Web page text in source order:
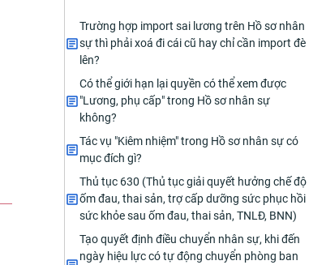
Trường hợp import sai lương trên Hồ sơ nhân
sự thì phải xoá đi cái cũ hay chỉ cần import đè
lên?
Có thể giới hạn lại quyền có thể xem được
"Lương, phụ cấp" trong Hồ sơ nhân sự
không?
Tác vụ "Kiêm nhiệm" trong Hồ sơ nhân sự có
mục đích gì?
Thủ tục 630 (Thủ tục giải quyết hưởng chế độ
ốm đau, thai sản, trợ cấp dưỡng sức phục hồi
sức khỏe sau ốm đau, thai sản, TNLĐ, BNN)
Tạo quyết định điều chuyển nhân sự, khi đến
ngày hiệu lực có tự động chuyển phòng ban